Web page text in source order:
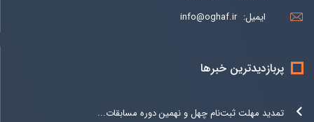
ایمیل: info@oghaf.ir
پربازدیدترین خبرها
تمدید مهلت ثبت‌نام چهل و نهمین دوره مسابقات...